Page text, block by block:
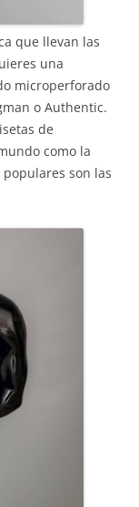
que llevan las
una
microperforado
o Authentic.
de
como la
populares son las